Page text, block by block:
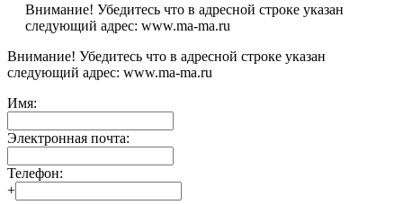
Внимание! Убедитесь что в адресной строке указан
следующий адрес: www.ma-ma.ru
Внимание! Убедитесь что в адресной строке указан
следующий адрес: www.ma-ma.ru
Имя:
Электронная почта:
Телефон:
+